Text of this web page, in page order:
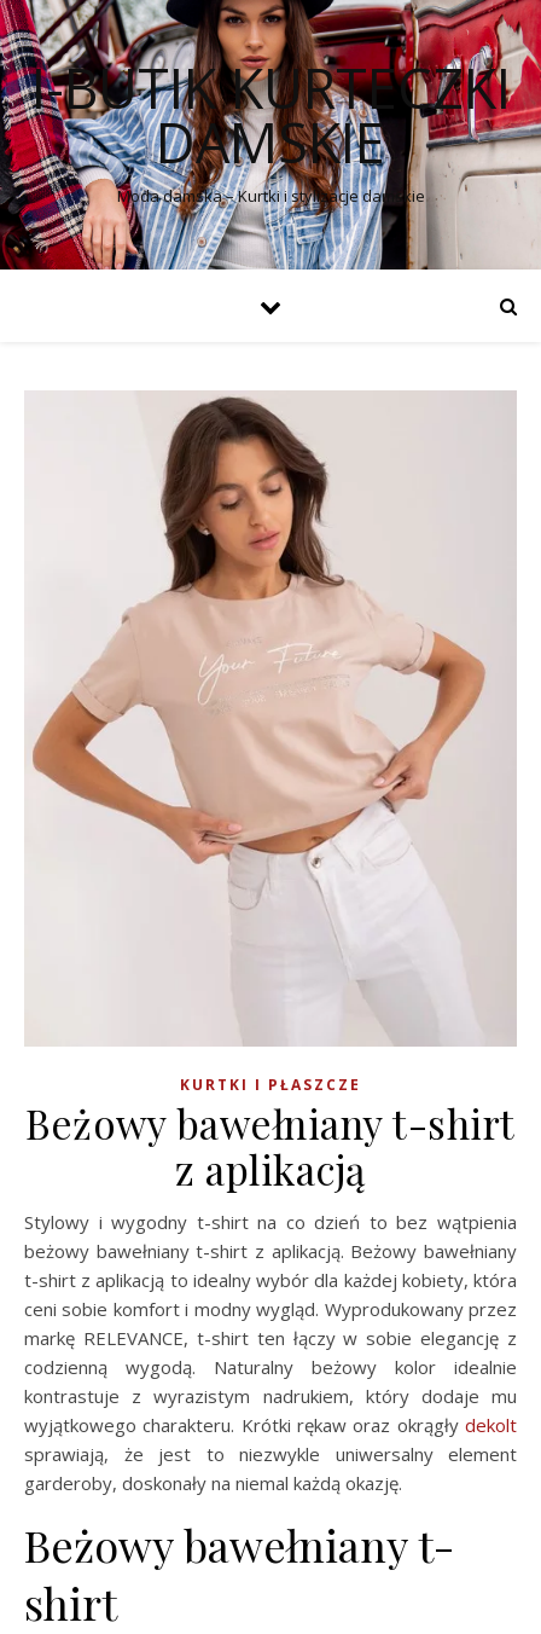
I-BUTIK KURTECZKI
DAMSKIE
Moda damska – Kurtki i stylizacje damskie
KURTKI I PŁASZCZE
Beżowy bawełniany t-shirt
z aplikacją
Stylowy i wygodny t-shirt na co dzień to bez wątpienia
beżowy bawełniany t-shirt z aplikacją. Beżowy bawełniany
t-shirt z aplikacją to idealny wybór dla każdej kobiety, która
ceni sobie komfort i modny wygląd. Wyprodukowany przez
markę RELEVANCE, t-shirt ten łączy w sobie elegancję z
codzienną wygodą. Naturalny beżowy kolor idealnie
kontrastuje z wyrazistym nadrukiem, który dodaje mu
wyjątkowego charakteru. Krótki rękaw oraz okrągły dekolt
sprawiają, że jest to niezwykle uniwersalny element
garderoby, doskonały na niemal każdą okazję.
Beżowy bawełniany t-
shirt